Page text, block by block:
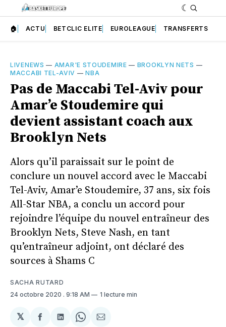
🏠 ACTU BETCLIC ELITE EUROLEAGUE TRANSFERTS
LIVENEWS — AMAR'E STOUDEMIRE — BROOKLYN NETS —
MACCABI TEL-AVIV —NBA
Pas de Maccabi Tel-Aviv pour
Amar’e Stoudemire qui
devient assistant coach aux
Brooklyn Nets
Alors qu’il paraissait sur le point de
conclure un nouvel accord avec le Maccabi
Tel-Aviv, Amar’e Stoudemire, 37 ans, six fois
All-Star NBA, a conclu un accord pour
rejoindre l’équipe du nouvel entraîneur des
Brooklyn Nets, Steve Nash, en tant
qu’entraîneur adjoint, ont déclaré des
sources à Shams C
SACHA RUTARD
24 octobre 2020 . 9:18 AM 1 lecture min
𝕏
PartagerPartager
SharePartager